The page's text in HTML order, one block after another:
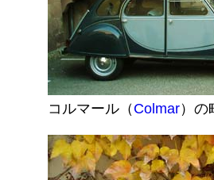
コルマール（ Colmar）の